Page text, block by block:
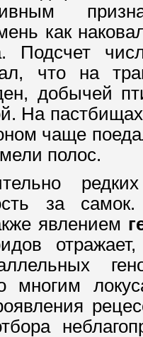
как
что на
добычей
На
чаще
полос.
за
явлением
многим